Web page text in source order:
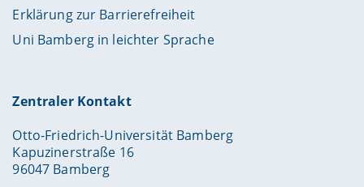
Erklärung zur Barrierefreiheit
Uni Bamberg in leichter Sprache
Zentraler Kontakt
Otto-Friedrich-Universität Bamberg
Kapuzinerstraße 16
96047 Bamberg